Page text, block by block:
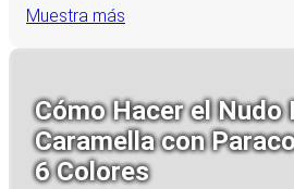
Muestra más
Cómo Hacer el Nudo
Caramella con
6 Colores